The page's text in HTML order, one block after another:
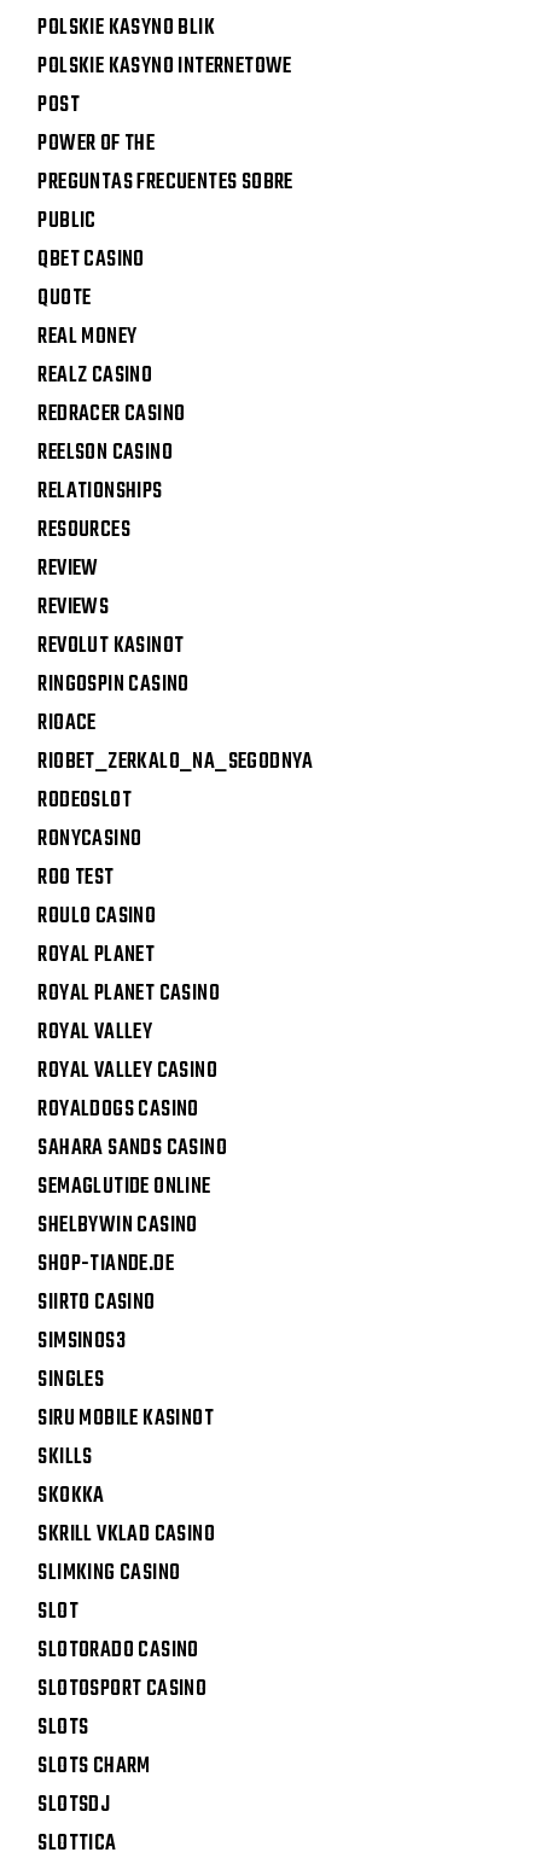
POLSKIE KASYNO BLIK
POLSKIE KASYNO INTERNETOWE
POST
POWER OF THE
PREGUNTAS FRECUENTES SOBRE
PUBLIC
QBET CASINO
QUOTE
REAL MONEY
REALZ CASINO
REDRACER CASINO
REELSON CASINO
RELATIONSHIPS
RESOURCES
REVIEW
REVIEWS
REVOLUT KASINOT
RINGOSPIN CASINO
RIOACE
RIOBET_ZERKALO_NA_SEGODNYA
RODEOSLOT
RONYCASINO
ROO TEST
ROULO CASINO
ROYAL PLANET
ROYAL PLANET CASINO
ROYAL VALLEY
ROYAL VALLEY CASINO
ROYALDOGS CASINO
SAHARA SANDS CASINO
SEMAGLUTIDE ONLINE
SHELBYWIN CASINO
SHOP-TIANDE.DE
SIIRTO CASINO
SIMSINOS3
SINGLES
SIRU MOBILE KASINOT
SKILLS
SKOKKA
SKRILL VKLAD CASINO
SLIMKING CASINO
SLOT
SLOTORADO CASINO
SLOTOSPORT CASINO
SLOTS
SLOTS CHARM
SLOTSDJ
SLOTTICA